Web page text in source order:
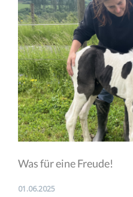
Was für eine Freude!
01.06.2025